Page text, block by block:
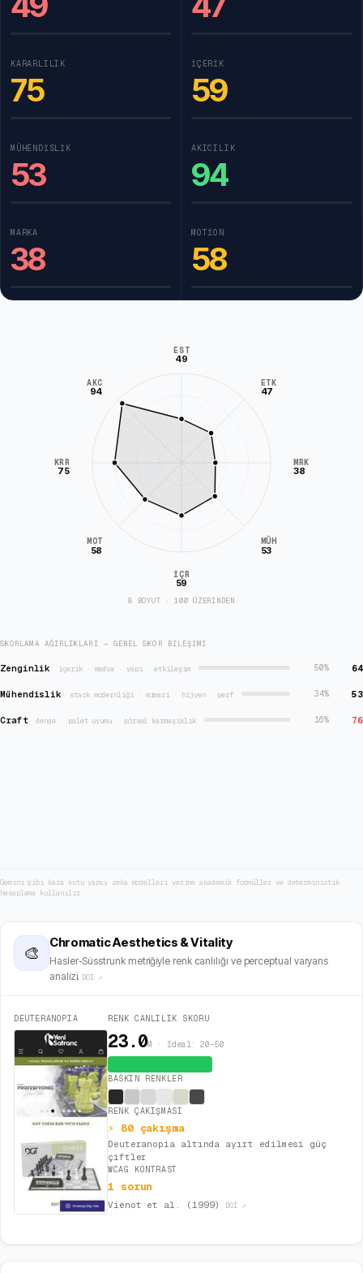
KARARLILIK
75
İÇERIK
59
MÜHENDISLIK
53
AKICILIK
94
MARKA
38
MOTION
58
EST
49
ETK
47
MRK
38
MÜH
53
İÇR
59
MOT
58
KRR
75
AKC
94
8 BOYUT · 100 ÜZERİNDEN
SKORLAMA AĞIRLIKLARI — GENEL SKOR BILEŞIMI
Zenginlik · içerik · medya · yapı · etkileşim 50% 64
Mühendislik · stack modernliği · mimari · hijyen · perf 34% 53
Craft·denge · palet uyumu · görsel karmaşıklık 16% 76
Gemini gibi kara kutu yapay zeka modelleri yerine akademik formüller ve deterministik
hesaplama kullanılır.
🎨
Chromatic Aesthetics & Vitality
Hasler-Süsstrunk metriğiyle renk canlılığı ve perceptual varyans
analizi. DOI ↗
DEUTERANOPIA RENK CANLILIK SKORU
23.0M · İdeal: 20–50
BASKIN RENKLER
RENK ÇAKIŞMASI
⚡ 80 çakışma
Deuteranopia altında ayırt edilmesi güç
çiftler
WCAG KONTRAST
1 sorun
Viénot et al. (1999) DOI ↗